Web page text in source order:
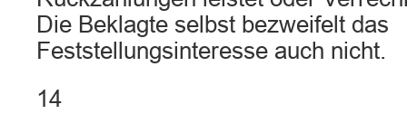
Die Beklagte selbst bezweifelt das
Feststellungsinteresse auch nicht.
14